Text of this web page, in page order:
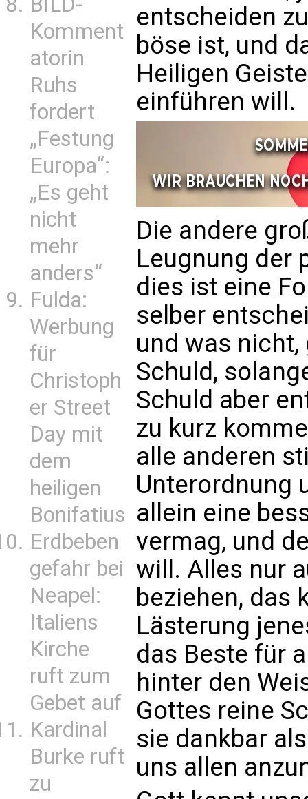
Komment
atorin
Ruhs
fordert
„Festung
Europa“:
„Es geht
nicht
mehr
anders“
Fulda:
Werbung
für
Christoph
er Street
Day mit
dem
heiligen
Bonifatius
Erdbeben
gefahr bei
Neapel:
Italiens
Kirche
ruft zum
Gebet auf
Kardinal
Burke ruft
zu
entscheiden
böse ist, und
Heiligen
einführen will.
Die andere
Leugnung der
dies ist eine
selber
und was
Schuld,
Schuld aber
zu kurz
alle anderen
Unterordnung
allein eine
vermag, und
will. Alles nur
beziehen, das
Lästerung
das Beste für
hinter den
Gottes reine
sie dankbar
uns allen